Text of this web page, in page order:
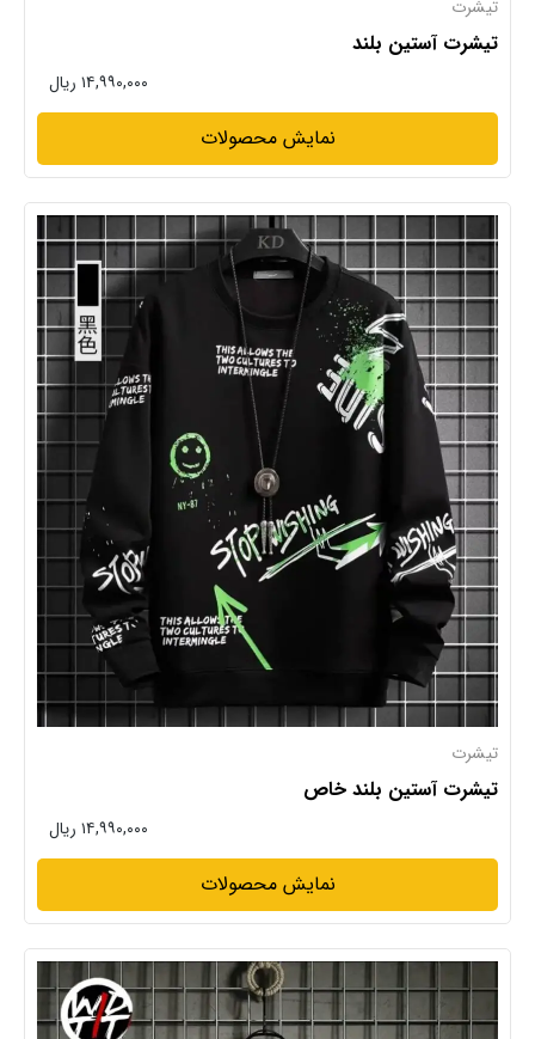
تیشرت
تیشرت آستین بلند
۱۴,۹۹۰,۰۰۰ ریال
نمایش محصولات
تیشرت
تیشرت آستین بلند خاص
۱۴,۹۹۰,۰۰۰ ریال
نمایش محصولات